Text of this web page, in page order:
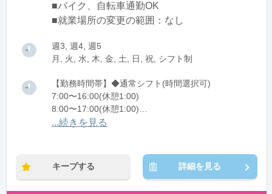
■バイク、自転車通勤OK
■就業場所の変更の範囲：なし
週3, 週4, 週5
月, 火, 水, 木, 金, 土, 日, 祝, シフト制
【勤務時間帯】◆通常シフト(時間選択可)
7:00〜16:00(休憩1:00)
8:00〜17:00(休憩1:00)
12:00〜21:00(休憩1:00)
...続きを見る
キープする 詳細を見る